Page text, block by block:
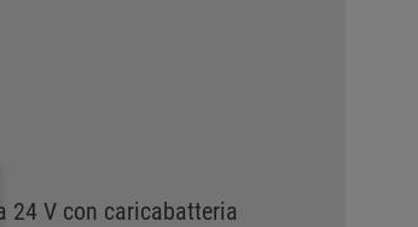
24 V con caricabatteria